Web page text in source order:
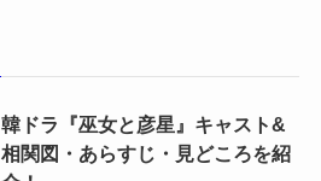
韓ドラ『巫女と彦星』キャスト&
相関図・あらすじ・見どころを紹